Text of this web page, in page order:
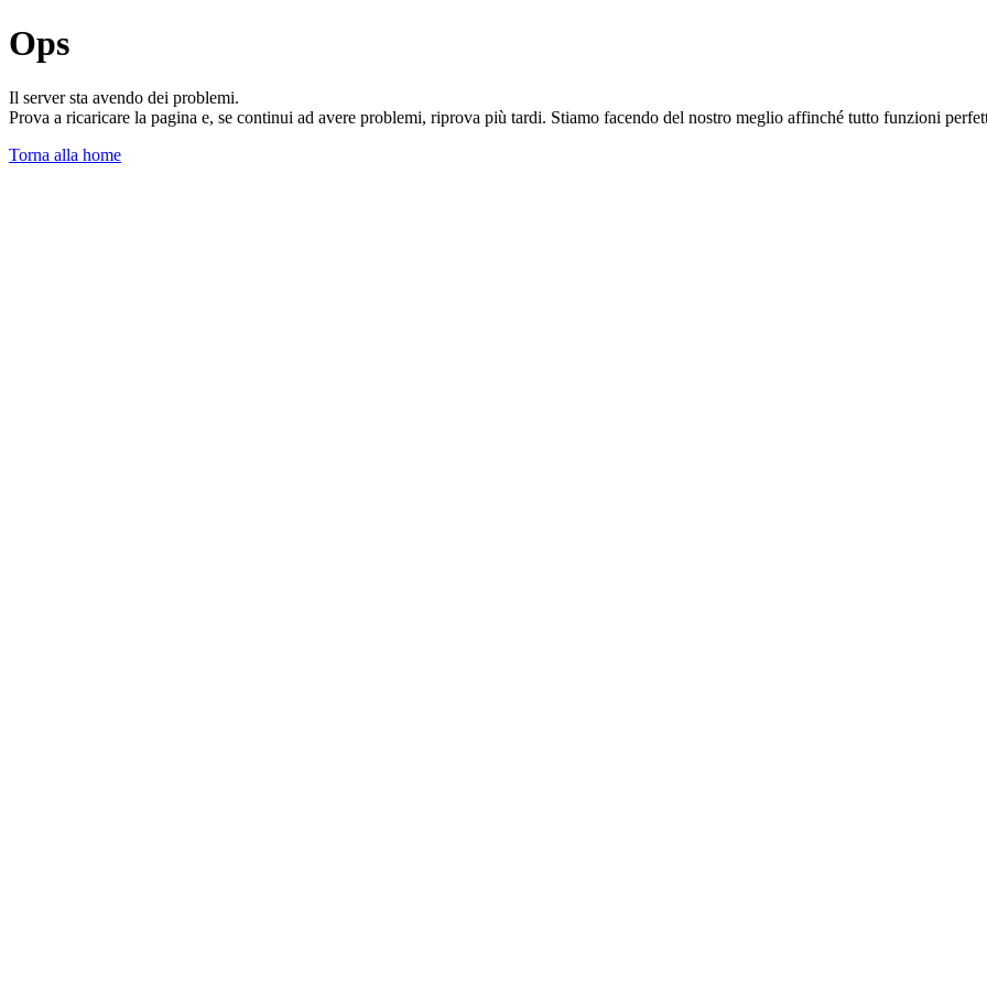
Ops
Il server sta avendo dei problemi.
Prova a ricaricare la pagina e, se continui ad avere problemi, riprova più tardi. Stiamo facendo del nostro meglio affinché tutto funzioni
Torna alla home